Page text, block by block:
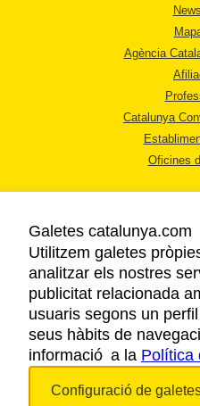
Agència
Catalunya
Oficines
AVÍS
POLÍTICA
Galetes catalunya.com
Utilitzem galetes
analitzar els nostres
publicitat relacionada
usuaris segons un
seus hàbits de
informació a la Política
Configuració de